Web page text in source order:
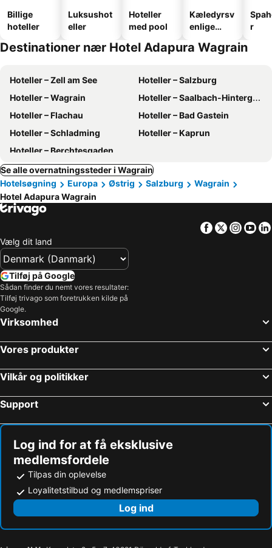
Billige
hoteller
Luksushot
eller
Hoteller
med pool
Kæledyrsv
enlige
r
Destinationer nær Hotel Adapura Wagrain
Hoteller – Zell am See
Hoteller – Salzburg
Hoteller – Wagrain
Hoteller – Saalbach-Hinterglemm
Hoteller – Flachau
Hoteller – Bad Gastein
Hoteller – Schladming
Hoteller – Kaprun
Hoteller – Berchtesgaden
Se alle overnatningssteder i Wagrain
Hotelsøgning
Europa Østrig Salzburg
Wagrain
Hotel Adapura Wagrain
Facebook
Twitter
Vælg dit land
Tilføj på Google
Sådan finder du nemt vores resultater:
Tilføj trivago som foretrukken kilde på
Google.
Virksomhed
Vores produkter
Vilkår og politikker
Support
Log ind for at få eksklusive
medlemsfordele
Tilpas din oplevelse
Loyalitetstilbud og medlemspriser
Log ind